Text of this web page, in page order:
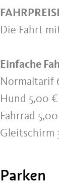
Die Fahrt
Einfache
Normaltarif
Hund 5,00
Fahrrad
Gleitschirm
Parken